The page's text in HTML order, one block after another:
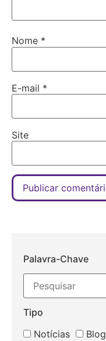
Nome *
E-mail *
Site
Palavra-Chave
Tipo
Notícias
Blog